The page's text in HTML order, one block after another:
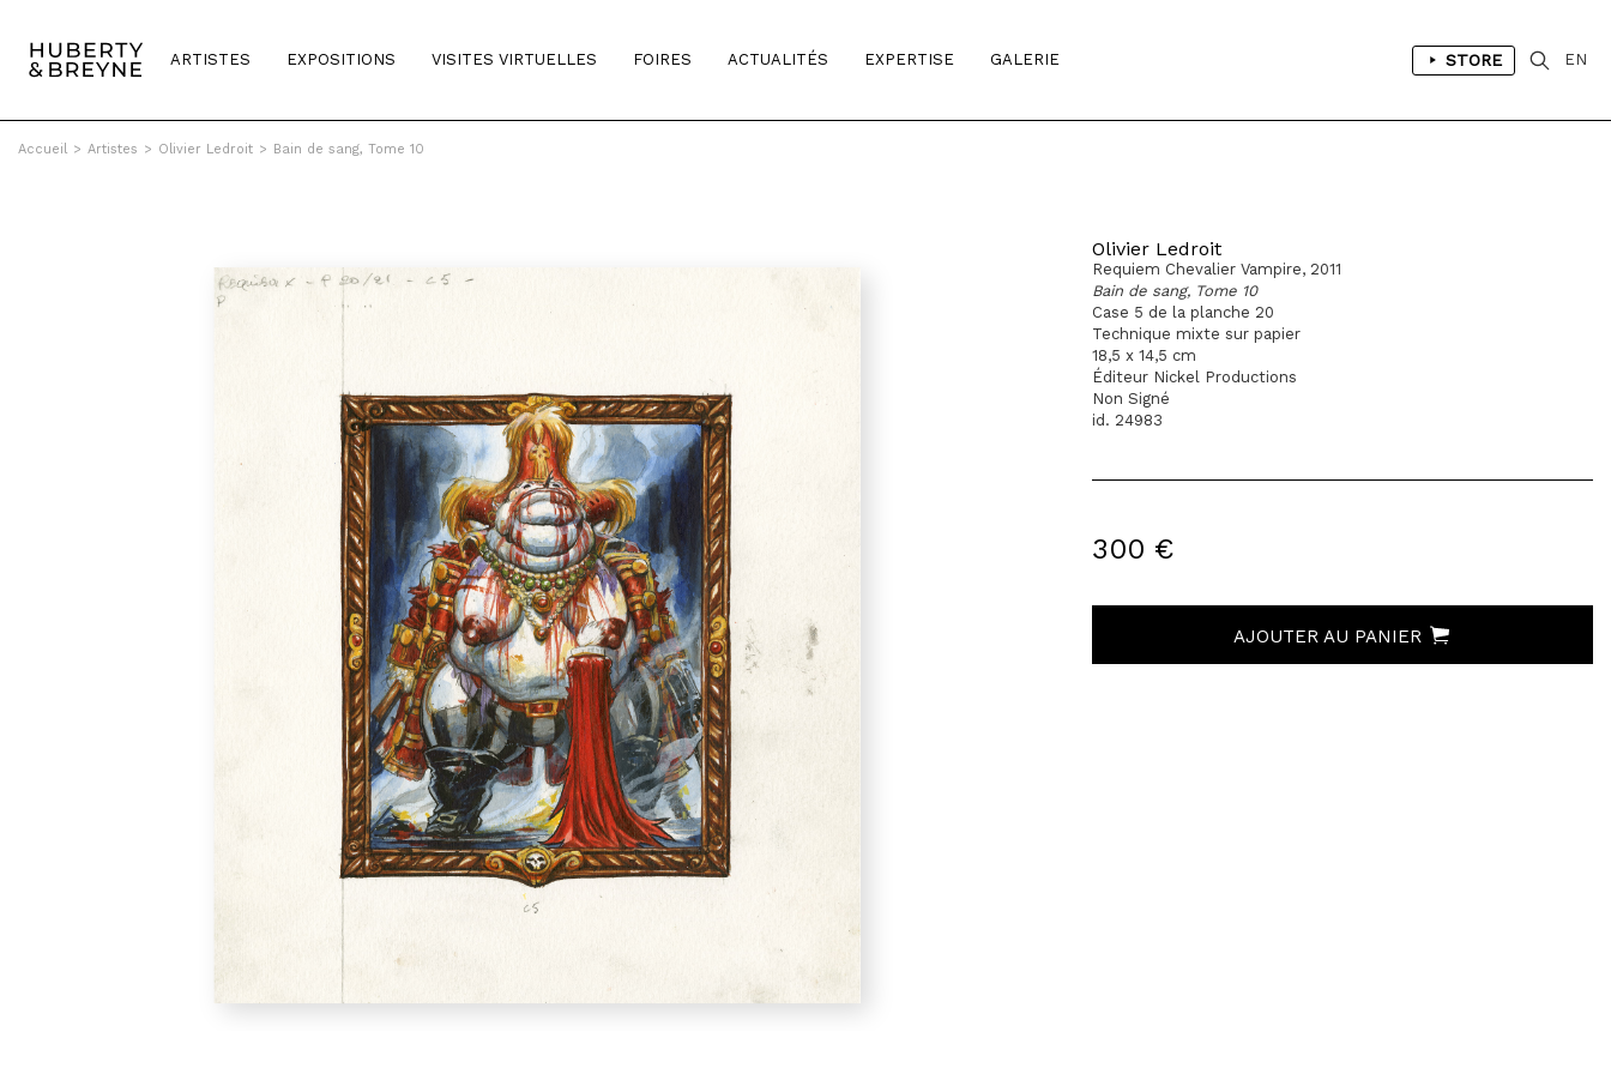
ARTISTES EXPOSITIONS VISITES VIRTUELLES FOIRES ACTUALITÉS EXPERTISE GALERIE STORE EN
Accueil > Artistes > Olivier Ledroit > Bain de sang, Tome 10
Olivier Ledroit
Requiem Chevalier Vampire, 2011
Bain de sang, Tome 10
Case 5 de la planche 20
Technique mixte sur papier
18,5 x 14,5 cm
Éditeur Nickel Productions
Non Signé
id. 24983
300 €
AJOUTER AU PANIER